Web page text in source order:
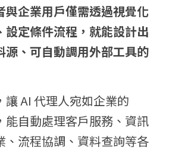
與企業用戶僅需透過視覺化
設定條件流程，就能設計出
源、可自動調用外部工具的
讓 AI 代理人宛如企業的
能自動處理客戶服務、資訊
、流程協調、資料查詢等各